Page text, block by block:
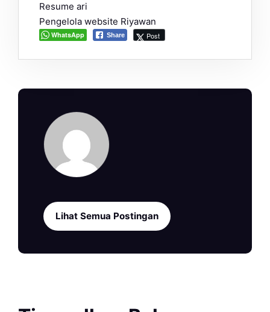
Resume ari
Pengelola website Riyawan
WhatsApp Share Post
Lihat Semua Postingan